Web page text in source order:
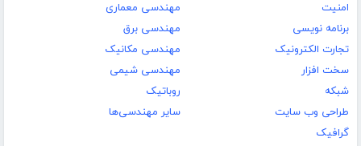
امنیت
برنامه نویسی
تجارت الکترونیک
سخت افزار
شبکه
طراحی وب سایت
گرافیک
مهندسی معماری
مهندسی برق
مهندسی مکانیک
مهندسی شیمی
روباتیک
سایر مهندسی‌ها